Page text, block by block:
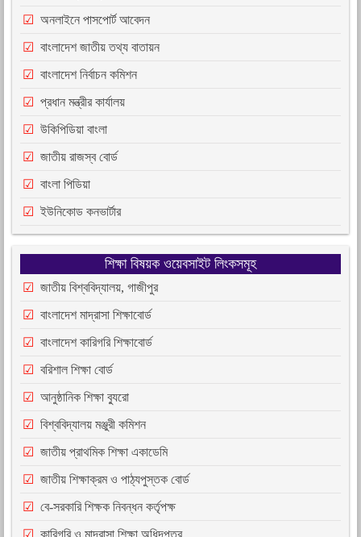
অনলাইনে পাসপোর্ট আবেদন
বাংলাদেশ জাতীয় তথ্য বাতায়ন
বাংলাদেশ নির্বাচন কমিশন
প্রধান মন্ত্রীর কার্যালয়
উকিপিডিয়া বাংলা
জাতীয় রাজস্ব বোর্ড
বাংলা পিডিয়া
ইউনিকোড কনভার্টার
শিক্ষা বিষয়ক ওয়েবসাইট লিংকসমূহ
জাতীয় বিশ্ববিদ্যালয়, গাজীপুর
বাংলাদেশ মাদ্রাসা শিক্ষাবোর্ড
বাংলাদেশ কারিগরি শিক্ষাবোর্ড
বরিশাল শিক্ষা বোর্ড
আনুষ্ঠানিক শিক্ষা ব্যুরো
বিশ্ববিদ্যালয় মঞ্জুরী কমিশন
জাতীয় প্রাথমিক শিক্ষা একাডেমি
জাতীয় শিক্ষাক্রম ও পাঠ্যপুস্তক বোর্ড
বে-সরকারি শিক্ষক নিবন্ধন কর্তৃপক্ষ
কারিগরি ও মাদ্রাসা শিক্ষা অধিদপ্তর